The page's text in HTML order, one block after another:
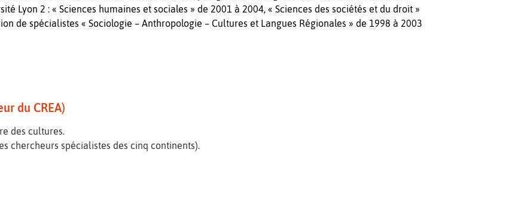
Lyon 2 : « Sciences humaines et sociales » de 2001 à 2004, « Sciences des sociétés et du droit »
de spécialistes « Sociologie – Anthropologie – Cultures et Langues Régionales » de 1998 à 2003
du CREA)
des cultures.
chercheurs spécialistes des cinq continents).